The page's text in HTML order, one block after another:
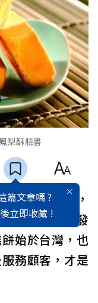
梨酥臉書
篇文章嗎 ?
後立即收藏 !
、飲品進口，
12日，佳德發
始於台灣，也
務顧客，才是